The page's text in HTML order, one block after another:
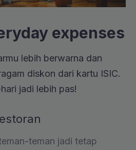
expenses
lebih berwarna dan
diskon dari kartu ISIC.
jadi lebih pas!
teman jadi tetap